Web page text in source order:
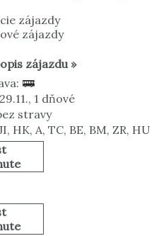
zájazdy
zájazdy
zájazdu »
1 dňové
stravy
HK, A, TC, BE, BM, ZR, HU